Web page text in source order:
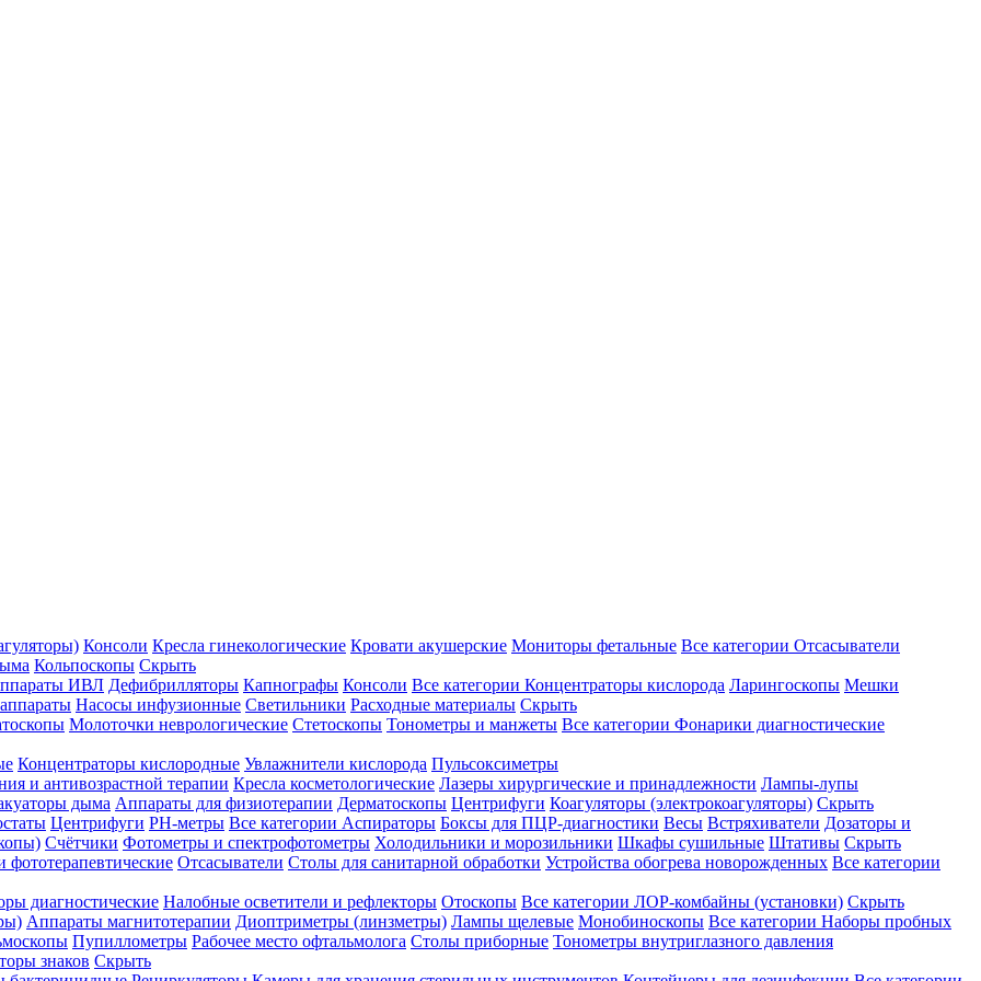
Консоли Кресла гинекологические Кровати акушерские Мониторы фетальные Все категории Отсасыватели
Кольпоскопы Скрыть
ИВЛ Дефибрилляторы Капнографы Консоли Все категории Концентраторы кислорода Ларингоскопы Мешки
Насосы инфузионные Светильники Расходные материалы Скрыть
Молоточки неврологические Стетоскопы Тонометры и манжеты Все категории Фонарики диагностические
Концентраторы кислородные Увлажнители кислорода Пульсоксиметры
и антивозрастной терапии Кресла косметологические Лазеры хирургические и принадлежности Лампы-лупы
дыма Аппараты для физиотерапии Дерматоскопы Центрифуги Коагуляторы (электрокоагуляторы) Скрыть
Центрифуги PH-метры Все категории Аспираторы Боксы для ПЦР-диагностики Весы Встряхиватели Дозаторы и
Счётчики Фотометры и спектрофотометры Холодильники и морозильники Шкафы сушильные Штативы Скрыть
фототерапевтические Отсасыватели Столы для санитарной обработки Устройства обогрева новорожденных Все категории
диагностические Налобные осветители и рефлекторы Отоскопы Все категории ЛОР-комбайны (установки) Скрыть
Аппараты магнитотерапии Диоптриметры (линзметры) Лампы щелевые Монобиноскопы Все категории Наборы пробных
Пупиллометры Рабочее место офтальмолога Столы приборные Тонометры внутриглазного давления
знаков Скрыть